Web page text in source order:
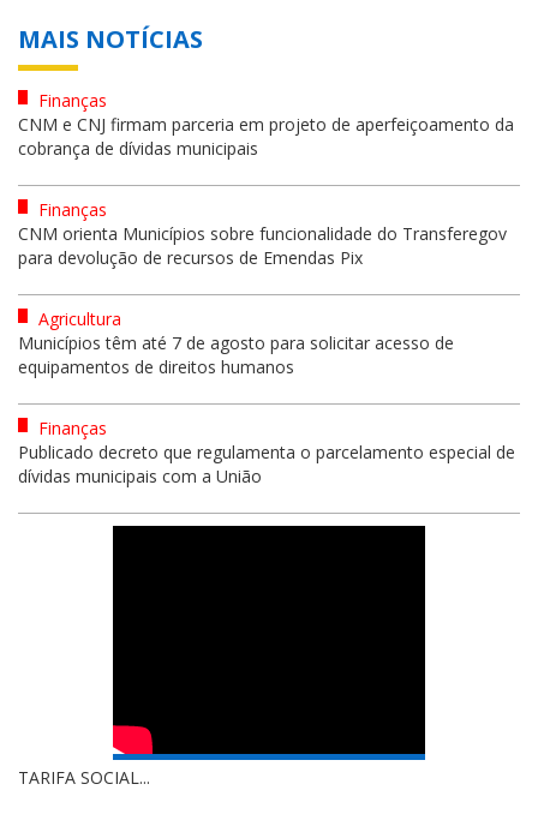
MAIS NOTÍCIAS
Finanças
CNM e CNJ firmam parceria em projeto de aperfeiçoamento da
cobrança de dívidas municipais
Finanças
CNM orienta Municípios sobre funcionalidade do Transferegov
para devolução de recursos de Emendas Pix
Agricultura
Municípios têm até 7 de agosto para solicitar acesso de
equipamentos de direitos humanos
Finanças
Publicado decreto que regulamenta o parcelamento especial de
dívidas municipais com a União
TARIFA SOCIAL...